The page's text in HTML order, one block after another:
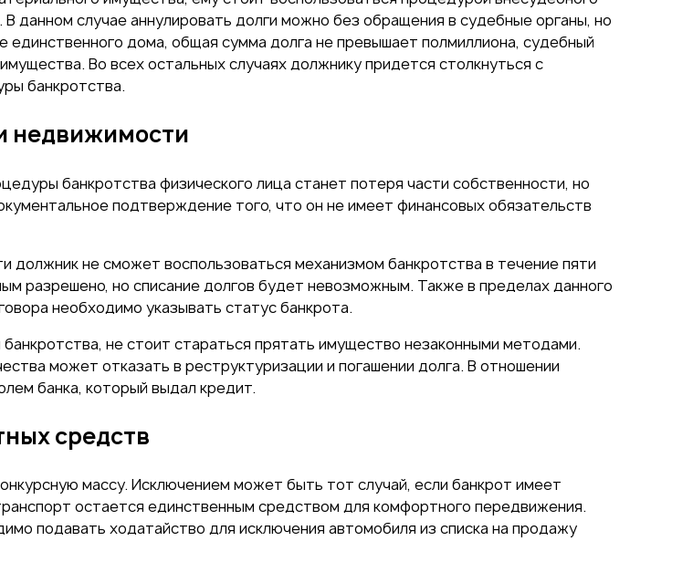
данном случае аннулировать долги можно без обращения в судебные органы, но
дома, общая сумма долга не превышает полмиллиона, судебный
Во всех остальных случаях должнику придется столкнуться с
банкротства.
недвижимости
банкротства физического лица станет потеря части собственности, но
подтверждение того, что он не имеет финансовых обязательств
не сможет воспользоваться механизмом банкротства в течение пяти
разрешено, но списание долгов будет невозможным. Также в пределах данного
необходимо указывать статус банкрота.
не стоит стараться прятать имущество незаконными методами.
может отказать в реструктуризации и погашении долга. В отношении
банка, который выдал кредит.
средств
массу. Исключением может быть тот случай, если банкрот имеет
остается единственным средством для комфортного передвижения.
подавать ходатайство для исключения автомобиля из списка на продажу